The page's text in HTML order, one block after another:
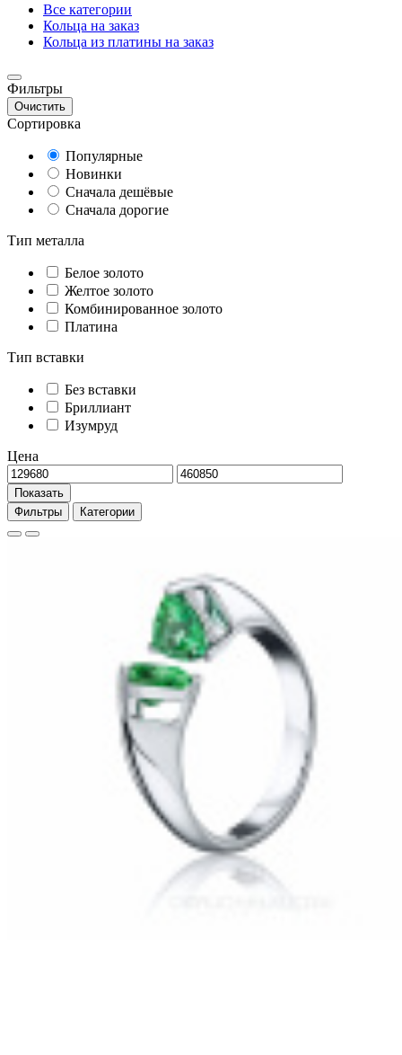
Все категории
Кольца на заказ
Кольца из платины на заказ
Фильтры
Очистить
Сортировка
Популярные
Новинки
Сначала дешёвые
Сначала дорогие
Тип металла
Белое золото
Желтое золото
Комбинированное золото
Платина
Тип вставки
Без вставки
Бриллиант
Изумруд
Цена
Показать
Фильтры
Категории